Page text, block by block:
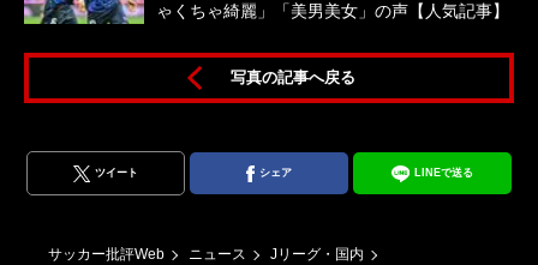
ゃくちゃ綺麗」「美男美女」の声【人気記事】
写真の記事へ戻る
ツイート シェア LINEで送る
サッカー批評Web ニュース
Jリーグ・国内